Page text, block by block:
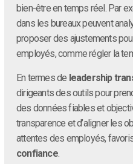
bien-être en temps réel. Par
dans les bureaux peuvent
proposer des ajustements
employés, comme régler la
En termes de leadership
dirigeants des outils pour
des données fiables et
transparence et d’aligner les
attentes des employés,
confiance.